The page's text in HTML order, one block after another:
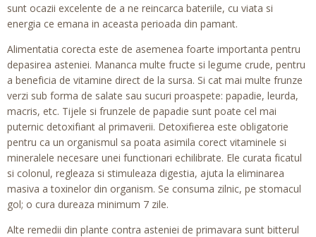
sunt ocazii excelente de a ne reincarca bateriile, cu viata si
energia ce emana in aceasta perioada din pamant.
Alimentatia corecta este de asemenea foarte importanta pentru
depasirea asteniei. Mananca multe fructe si legume crude, pentru
a beneficia de vitamine direct de la sursa. Si cat mai multe frunze
verzi sub forma de salate sau sucuri proaspete: papadie, leurda,
macris, etc. Tijele si frunzele de papadie sunt poate cel mai
puternic detoxifiant al primaverii. Detoxifierea este obligatorie
pentru ca un organismul sa poata asimila corect vitaminele si
mineralele necesare unei functionari echilibrate. Ele curata ficatul
si colonul, regleaza si stimuleaza digestia, ajuta la eliminarea
masiva a toxinelor din organism. Se consuma zilnic, pe stomacul
gol; o cura dureaza minimum 7 zile.
Alte remedii din plante contra asteniei de primavara sunt bitterul